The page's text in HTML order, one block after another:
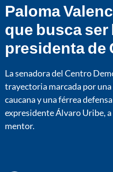
Paloma
que busca ser
presidenta de
La senadora del Centro
trayectoria marcada por
caucana y una férrea
expresidente Álvaro Uribe,
mentor.